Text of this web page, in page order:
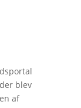
blev
af